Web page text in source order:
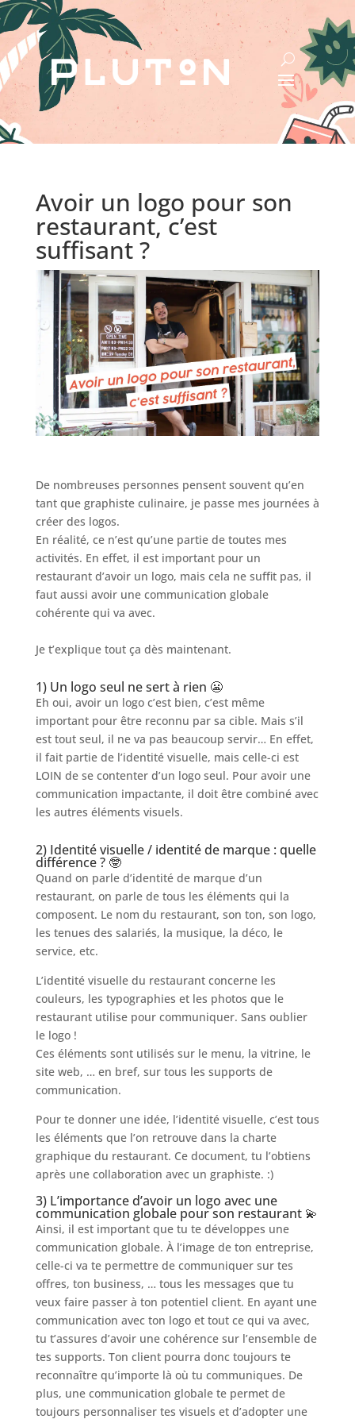
Avoir un logo pour son
restaurant, c’est
suffisant ?
De nombreuses personnes pensent souvent qu’en
tant que graphiste culinaire, je passe mes journées à
créer des logos.
En réalité, ce n’est qu’une partie de toutes mes
activités. En effet, il est important pour un
restaurant d’avoir un logo, mais cela ne suffit pas, il
faut aussi avoir une communication globale
cohérente qui va avec.
Je t’explique tout ça dès maintenant.
1) Un logo seul ne sert à rien 😬
Eh oui, avoir un logo c’est bien, c’est même
important pour être reconnu par sa cible. Mais s’il
est tout seul, il ne va pas beaucoup servir… En effet,
il fait partie de l’identité visuelle, mais celle-ci est
LOIN de se contenter d’un logo seul. Pour avoir une
communication impactante, il doit être combiné avec
les autres éléments visuels.
2) Identité visuelle / identité de marque : quelle
différence ? 🤓
Quand on parle d’identité de marque d’un
restaurant, on parle de tous les éléments qui la
composent. Le nom du restaurant, son ton, son logo,
les tenues des salariés, la musique, la déco, le
service, etc.
L’identité visuelle du restaurant concerne les
couleurs, les typographies et les photos que le
restaurant utilise pour communiquer. Sans oublier
le logo !
Ces éléments sont utilisés sur le menu, la vitrine, le
site web, … en bref, sur tous les supports de
communication.
Pour te donner une idée, l’identité visuelle, c’est tous
les éléments que l’on retrouve dans la charte
graphique du restaurant. Ce document, tu l’obtiens
après une collaboration avec un graphiste. :)
3) L’importance d’avoir un logo avec une
communication globale pour son restaurant 💫
Ainsi, il est important que tu te développes une
communication globale. À l’image de ton entreprise,
celle-ci va te permettre de communiquer sur tes
offres, ton business, … tous les messages que tu
veux faire passer à ton potentiel client. En ayant une
communication avec ton logo et tout ce qui va avec,
tu t’assures d’avoir une cohérence sur l’ensemble de
tes supports. Ton client pourra donc toujours te
reconnaître qu’importe là où tu communiques. De
plus, une communication globale te permet de
toujours personnaliser tes visuels et d’adopter une